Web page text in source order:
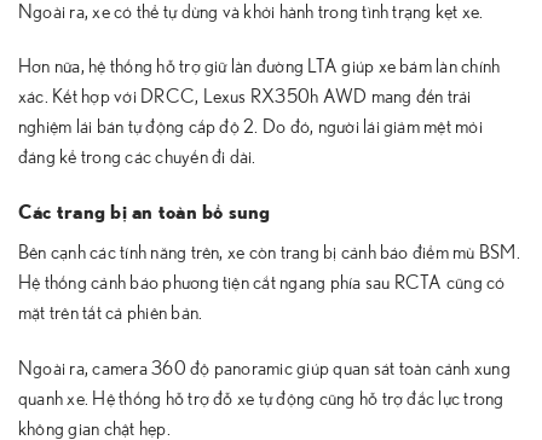
Ngoài ra, xe có thể tự dừng và khởi hành trong tình trạng kẹt xe.
Hơn nữa, hệ thống hỗ trợ giữ làn đường LTA giúp xe bám làn chính
xác. Kết hợp với DRCC, Lexus RX350h AWD mang đến trải
nghiệm lái bán tự động cấp độ 2. Do đó, người lái giảm mệt mỏi
đáng kể trong các chuyến đi dài.
Các trang bị an toàn bổ sung
Bên cạnh các tính năng trên, xe còn trang bị cảnh báo điểm mù BSM.
Hệ thống cảnh báo phương tiện cắt ngang phía sau RCTA cũng có
mặt trên tất cả phiên bản.
Ngoài ra, camera 360 độ panoramic giúp quan sát toàn cảnh xung
quanh xe. Hệ thống hỗ trợ đỗ xe tự động cũng hỗ trợ đắc lực trong
không gian chật hẹp.